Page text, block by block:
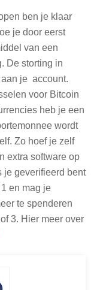
ben je klaar
je door eerst
van een
De storting in
aan je account.
voor Bitcoin
heb je een
wordt
Zo hoef je zelf
extra software op
je geverifieerd bent
en mag je
te spenderen
3. Hier meer over